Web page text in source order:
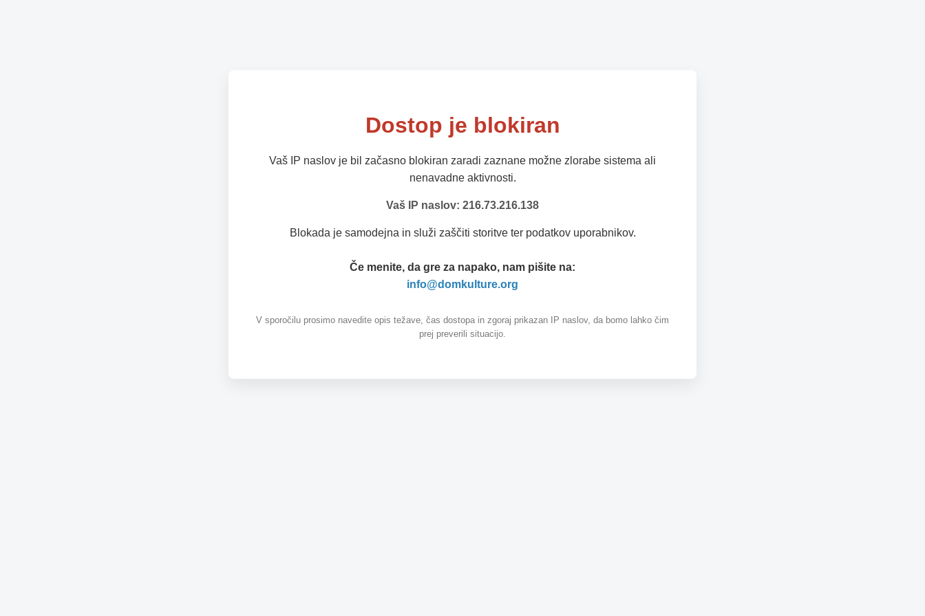
Dostop je blokiran
Vaš IP naslov je bil začasno blokiran zaradi zaznane možne zlorabe sistema ali
nenavadne aktivnosti.
Vaš IP naslov: 216.73.216.138
Blokada je samodejna in služi zaščiti storitve ter podatkov uporabnikov.
Če menite, da gre za napako, nam pišite na:
info@domkulture.org
V sporočilu prosimo navedite opis težave, čas dostopa in zgoraj prikazan IP naslov, da bomo lahko čim
prej preverili situacijo.